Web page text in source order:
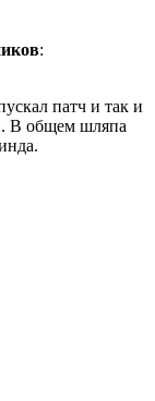
:
патч и так и
В общем шляпа